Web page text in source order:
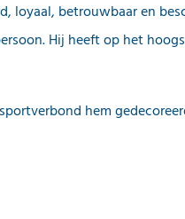
loyaal, betrouwbaar en
Hij heeft op het
hem